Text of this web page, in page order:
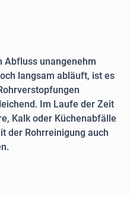
Abfluss unangenehm
langsam abläuft, ist es
Im Laufe der Zeit
Kalk oder Küchenabfälle
der Rohrreinigung auch